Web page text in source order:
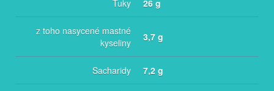
Tuky 26 g
z toho nasycené mastné
kyseliny
3,7 g
Sacharidy 7,2 g